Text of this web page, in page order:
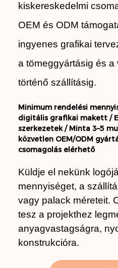
kiskereskedelmi
OEM és ODM
ingyenes grafikai
a tömeggyártásig és a
történő szállításig.
Minimum rendelési
digitális grafikai makett /
szerkezetek / Minta 3–5
közvetlen OEM/ODM
csomagolás elérhető
Küldje el nekünk
mennyiséget, a
vagy palack méreteit.
tesz a projekthez
anyagvastagságra,
konstrukcióra.